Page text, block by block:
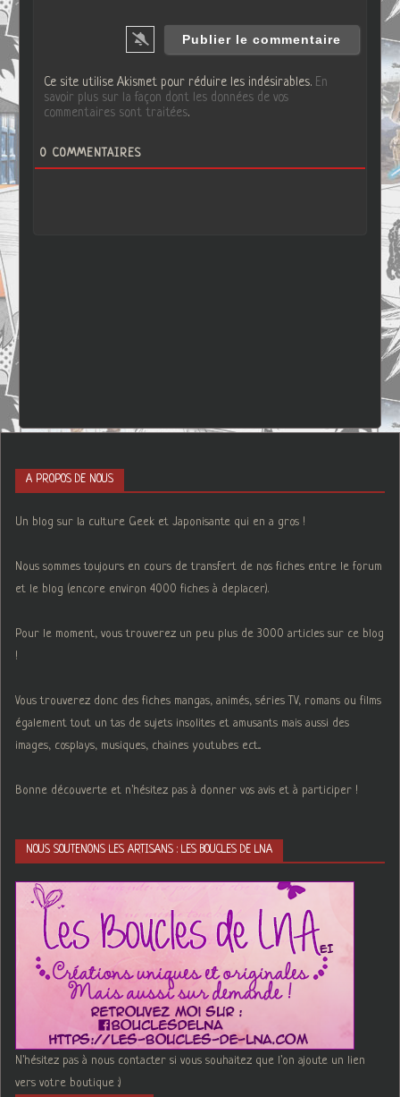
Ce site utilise Akismet pour réduire les indésirables. En
savoir plus sur la façon dont les données de vos
commentaires sont traitées.
0 COMMENTAIRES
A PROPOS DE NOUS
Un blog sur la culture Geek et Japonisante qui en a gros !
Nous sommes toujours en cours de transfert de nos fiches entre le forum
et le blog (encore environ 4000 fiches à deplacer).
Pour le moment, vous trouverez un peu plus de 3000 articles sur ce blog
!
Vous trouverez donc des fiches mangas, animés, séries TV, romans ou films
également tout un tas de sujets insolites et amusants mais aussi des
images, cosplays, musiques, chaines youtubes ect...
Bonne découverte et n'hésitez pas à donner vos avis et à participer !
NOUS SOUTENONS LES ARTISANS : LES BOUCLES DE LNA
N'hésitez pas à nous contacter si vous souhaitez que l'on ajoute un lien
vers votre boutique :)